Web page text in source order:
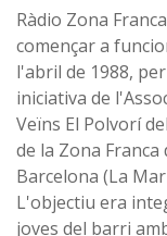
Ràdio Zona
començar a
l'abril de 1988, per
iniciativa de
Veïns El Polvorí
de la Zona Franca
Barcelona (La
L'objectiu era
joves del barri